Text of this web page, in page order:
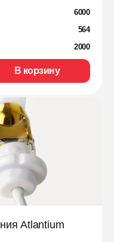
6000
564
2000
В корзину
Atlantium